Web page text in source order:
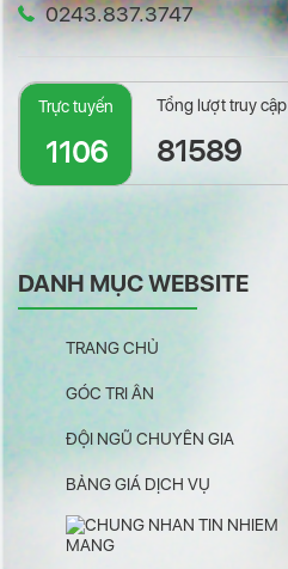
0243.837.3747
Trực tuyến
1106
Tổng lượt truy cập
81589
DANH MỤC WEBSITE
TRANG CHỦ
GÓC TRI ÂN
ĐỘI NGŨ CHUYÊN GIA
BẢNG GIÁ DỊCH VỤ